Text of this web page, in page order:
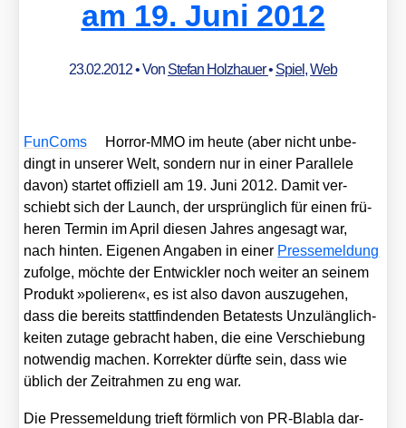
am 19. Juni 2012
23.02.2012• Von Stefan Holzhauer• Spiel,Web
Fun­Coms
Hor­ror-MMO im heu­te (aber nicht unbe­
dingt in unse­rer Welt, son­dern nur in einer Par­al­le­le
davon) star­tet offi­zi­ell am 19. Juni 2012. Damit ver­
schiebt sich der Launch, der ursprüng­lich für einen frü­
he­ren Ter­min im April die­sen Jah­res ange­sagt war,
nach hin­ten. Eige­nen Anga­ben in einer Pres­se­mel­dung
zufol­ge, möch­te der Ent­wick­ler noch wei­ter an sei­nem
Pro­dukt »polie­ren«, es ist also davon aus­zu­ge­hen,
dass die bereits statt­fin­den­den Beta­tests Unzu­läng­lich­
kei­ten zuta­ge gebracht haben, die eine Ver­schie­bung
not­wen­dig machen. Kor­rek­ter dürf­te sein, dass wie
üblich der Zeit­rah­men zu eng war.
Die Pres­se­mel­dung trieft förm­lich von PR-Bla­bla dar­